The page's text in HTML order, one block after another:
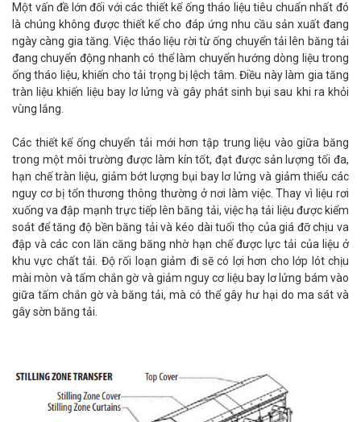
Một vấn đề lớn đối với các thiết kế ống tháo liệu tiêu chuẩn nhất đó
là chúng không được thiết kế cho đáp ứng nhu cầu sản xuất đang
ngày càng gia tăng. Việc tháo liệu rời từ ống chuyển tải lên băng tải
đang chuyển động nhanh có thể làm chuyển hướng dòng liệu trong
ống tháo liệu, khiến cho tải trọng bị lệch tâm. Điều này làm gia tăng
tràn liệu khiến liệu bay lơ lửng và gây phát sinh bụi sau khi ra khỏi
vùng lắng.
Các thiết kế ống chuyển tải mới hơn tập trung liệu vào giữa băng
trong một môi trường được làm kín tốt, đạt được sản lượng tối đa,
hạn chế tràn liệu, giảm bớt lượng bụi bay lơ lửng và giảm thiểu các
nguy cơ bị tổn thương thông thường ở nơi làm việc. Thay vì liệu rơi
xuống va đập mạnh trực tiếp lên băng tải, việc hạ tải liệu được kiểm
soát để tăng độ bền băng tải và kéo dài tuổi thọ của giá đỡ chịu va
đập và các con lăn căng băng nhờ hạn chế được lực tải của liệu ở
khu vực chất tải. Độ rối loạn giảm đi sẽ có lợi hơn cho lớp lót chịu
mài mòn và tấm chắn gờ và giảm nguy cơ liệu bay lơ lửng bám vào
giữa tấm chắn gờ và băng tải, mà có thể gây hư hại do ma sát và
gây sờn băng tải.